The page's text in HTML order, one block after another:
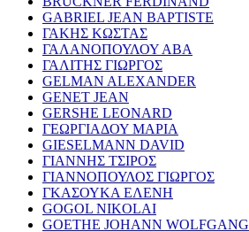
GABRIEL JEAN BAPTISTE
ΓΑΚΗΣ ΚΩΣΤΑΣ
ΓΑΛΑΝΟΠΟΥΛΟΥ ΑΒΑ
ΓΑΛΙΤΗΣ ΓΙΩΡΓΟΣ
GELMAN ALEXANDER
GENET JEAN
GERSHE LEONARD
ΓΕΩΡΓΙΑΔΟΥ ΜΑΡΙΑ
GIESELMANN DAVID
ΓΙΑΝΝΗΣ ΤΣΙΡΟΣ
ΓΙΑΝΝΟΠΟΥΛΟΣ ΓΙΩΡΓΟΣ
ΓΚΑΣΟΥΚΑ ΕΛΕΝΗ
GOGOL NIKOLAI
GOETHE JOHANN WOLFGANG